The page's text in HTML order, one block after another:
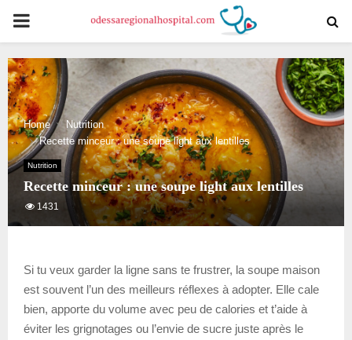
PRIMARY
MENU
Home
Nutrition
Recette minceur : une soupe light aux lentilles
Nutrition
Recette minceur : une soupe light aux lentilles
1431
Si tu veux garder la ligne sans te frustrer, la soupe maison
est souvent l’un des meilleurs réflexes à adopter. Elle cale
bien, apporte du volume avec peu de calories et t’aide à
éviter les grignotages ou l’envie de sucre juste après le